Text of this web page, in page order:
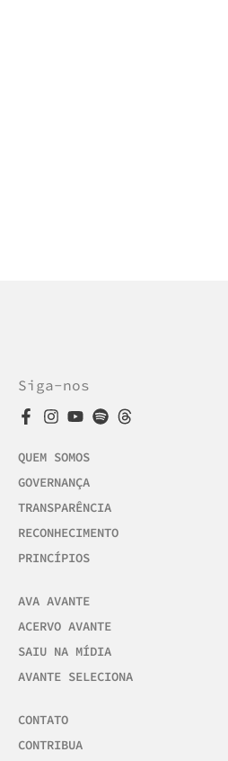
Siga-nos
QUEM SOMOS
GOVERNANÇA
TRANSPARÊNCIA
RECONHECIMENTO
PRINCÍPIOS
AVA AVANTE
ACERVO AVANTE
SAIU NA MÍDIA
AVANTE SELECIONA
CONTATO
CONTRIBUA